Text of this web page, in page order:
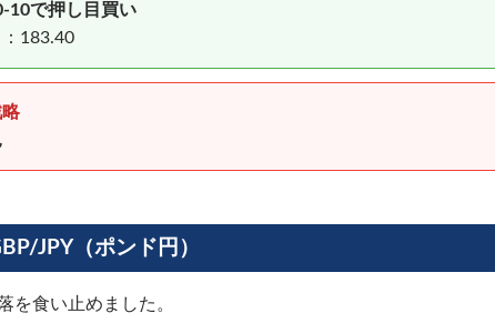
10で押し目買い
183.40
JPY（ポンド円）
を食い止めました。